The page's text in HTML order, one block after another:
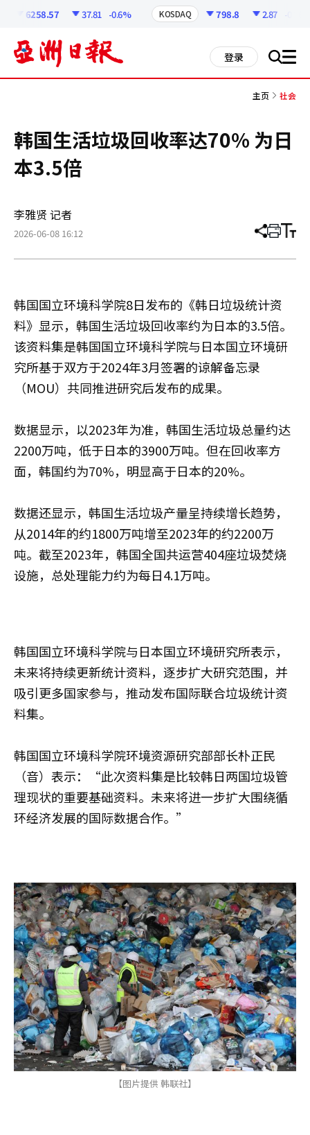
6258.57 37.81 -0.6% KOSDAQ 798.8 2.87 -0.36%
登录 搜 all
主页 社会
韩国生活垃圾回收率达70% 为日
本3.5倍
李雅贤 记者
2026-06-08 16:12 分
章
打 调
小
韩国国立环境科学院8日发布的《韩日垃圾统计资
料》显示，韩国生活垃圾回收率约为日本的3.5倍。
该资料集是韩国国立环境科学院与日本国立环境研
究所基于双方于2024年3月签署的谅解备忘录
（MOU）共同推进研究后发布的成果。
数据显示，以2023年为准，韩国生活垃圾总量约达
2200万吨，低于日本的3900万吨。但在回收率方
面，韩国约为70%，明显高于日本的20%。
数据还显示，韩国生活垃圾产量呈持续增长趋势，
从2014年的约1800万吨增至2023年的约2200万
吨。截至2023年，韩国全国共运营404座垃圾焚烧
设施，总处理能力约为每日4.1万吨。
韩国国立环境科学院与日本国立环境研究所表示，
未来将持续更新统计资料，逐步扩大研究范围，并
吸引更多国家参与，推动发布国际联合垃圾统计资
料集。
韩国国立环境科学院环境资源研究部部长朴正民
（音）表示：“此次资料集是比较韩日两国垃圾管
理现状的重要基础资料。未来将进一步扩大围绕循
环经济发展的国际数据合作。”
【图片提供 韩联社】